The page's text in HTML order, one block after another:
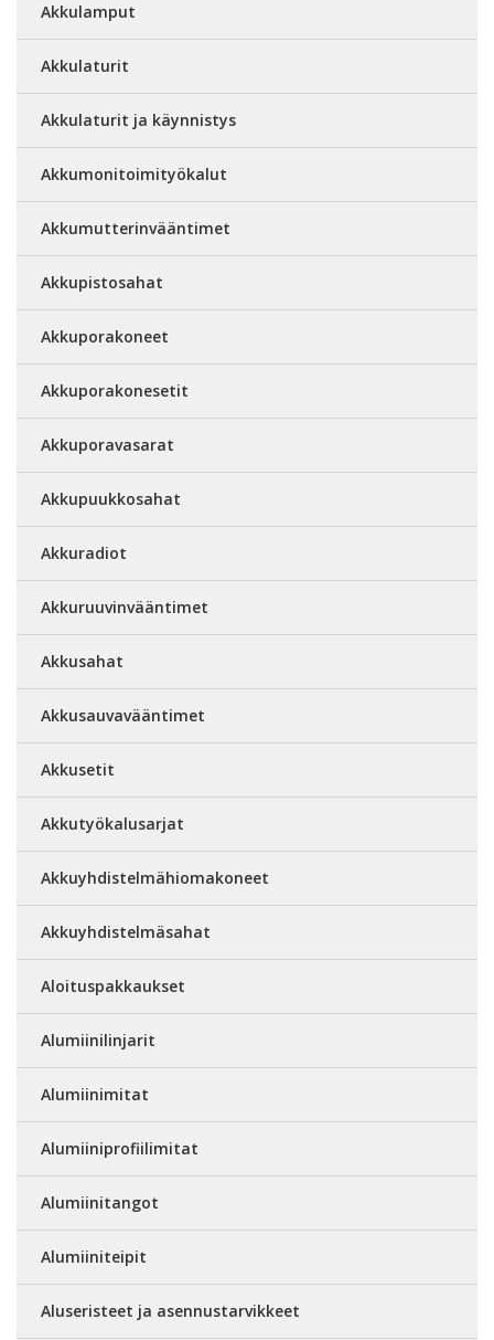
Akkulamput
Akkulaturit
Akkulaturit ja käynnistys
Akkumonitoimityökalut
Akkumutterinvääntimet
Akkupistosahat
Akkuporakoneet
Akkuporakonesetit
Akkuporavasarat
Akkupuukkosahat
Akkuradiot
Akkuruuvinvääntimet
Akkusahat
Akkusauvavääntimet
Akkusetit
Akkutyökalusarjat
Akkuyhdistelmähiomakoneet
Akkuyhdistelmäsahat
Aloituspakkaukset
Alumiinilinjarit
Alumiinimitat
Alumiiniprofiilimitat
Alumiinitangot
Alumiiniteipit
Aluseristeet ja asennustarvikkeet